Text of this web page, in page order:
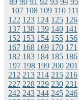
107 108 109 110 111
122 123 124 125 126
137 138 139 140 141
152 153 154 155 156
167 168 169 170 171
182 183 184 185 186
197 198 199 200 201
212 213 214 215 216
227 228 229 230 231
242 243 244 245 246